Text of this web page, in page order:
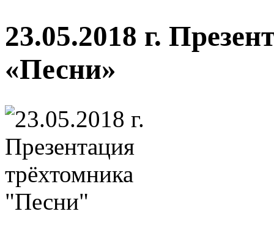
23.05.2018 г.
«Песни»